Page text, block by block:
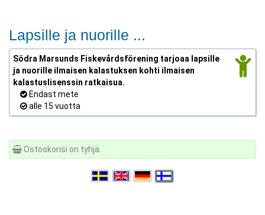
Lapsille ja nuorille ...
Södra Marsunds Fiskevårdsförening tarjoaa lapsille
ja nuorille ilmaisen kalastuksen kohti ilmaisen
kalastuslisenssin ratkaisua.
Endast mete
alle 15 vuotta
Ostoskorisi on tyhjä.